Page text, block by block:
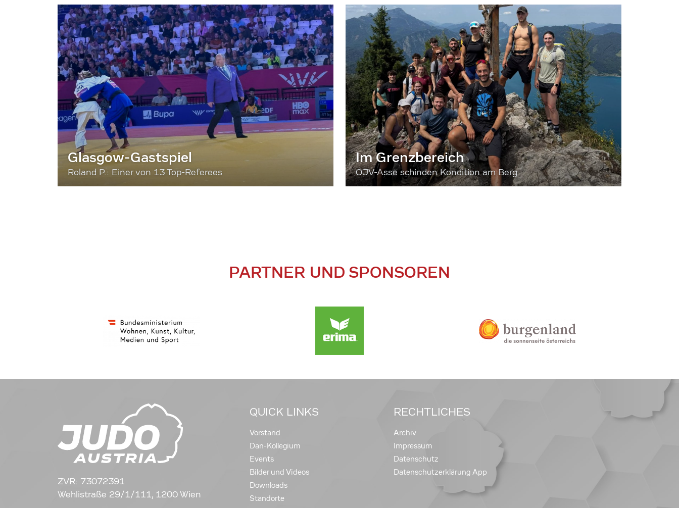
Glasgow-Gastspiel
Roland P.: Einer von 13 Top-Referees
Im Grenzbereich
ÖJV-Asse schinden Kondition am Berg
PARTNER UND SPONSOREN
ZVR: 73072391
Wehlistraße 29/1/111, 1200 Wien
QUICK LINKS
Vorstand
Dan-Kollegium
Events
Bilder und Videos
Downloads
Standorte
RECHTLICHES
Archiv
Impressum
Datenschutz
Datenschutzerklärung App